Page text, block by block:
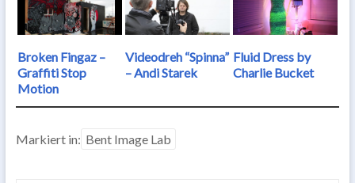
Broken Fingaz –
Graffiti Stop
Motion
Videodreh “Spinna”
– Andi Starek
Fluid Dress by
Charlie Bucket
Markiert in: Bent Image Lab